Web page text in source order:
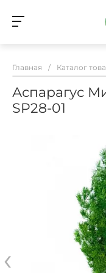
Главная / Каталог
Аспарагус
SP28-01
‹